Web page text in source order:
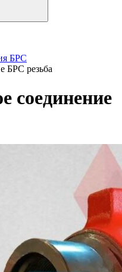
БРС
БРС резьба
соединение